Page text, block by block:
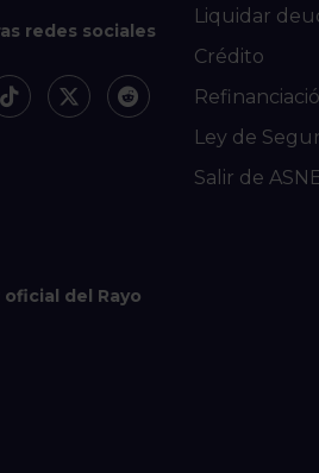
redes sociales
del Rayo
Liquidar
Crédito
Ley de
Salir de